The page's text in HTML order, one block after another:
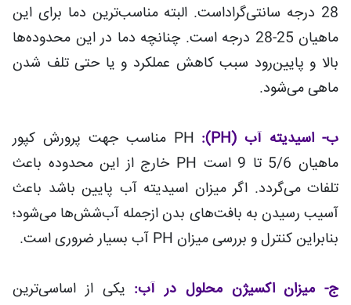
28 درجه سانتی‌گراد‌است. البته مناسب‌ترین دما برای این
ماهیان 25-28 درجه است. چنانچه دما در این محدوده‌ها
بالا و پایین‌رود سبب کاهش عملکرد و یا حتی تلف شدن
ماهی می‌شود.
ب- اسیدیته آب (PH):
PH مناسب جهت پرورش کپور
ماهیان 5/6 تا 9 است PH خارج از این محدوده باعث
تلفات می‌گردد. اگر میزان اسیدیته آب پایین باشد باعث
آسیب رسیدن به بافت‌های بدن ازجمله آب‌شش‌ها می‌شود؛
بنابراین کنترل و بررسی میزان PH آب بسیار ضروری است.
ج- میزان اکسیژن محلول در آب: یکی از اساسی‌ترین